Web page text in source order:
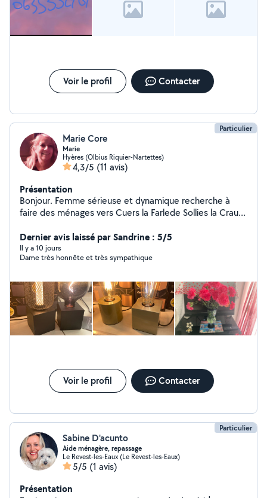
Voir le profil Contacter
Particulier
Marie Core
Marie
Hyères (Olbius Riquier-Nartettes)
4,3/5 (11 avis)
Présentation
Bonjour. Femme sérieuse et dynamique recherche à
faire des ménages vers Cuers la Farlede Sollies la Crau.
personnes pour faire les courses .
Dernier avis laissé par Sandrine : 5/5
Il y a 10 jours
Dame très honnête et très sympathique
Voir le profil Contacter
Particulier
Sabine D'acunto
Aide ménagère, repassage
Le Revest-les-Eaux (Le Revest-les-Eaux)
5/5 (1 avis)
Présentation